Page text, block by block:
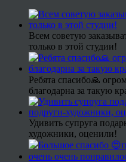
Всем советую
только в этой студии!
Ребята спасибо🙏
благодарна за такую
Удивить супруга
художники, оценили!